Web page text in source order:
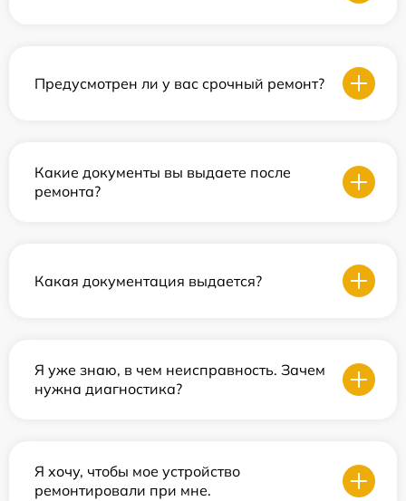
Предусмотрен ли у вас срочный ремонт?
Какие документы вы выдаете после
ремонта?
Какая документация выдается?
Я уже знаю, в чем неисправность. Зачем
нужна диагностика?
Я хочу, чтобы мое устройство
ремонтировали при мне.